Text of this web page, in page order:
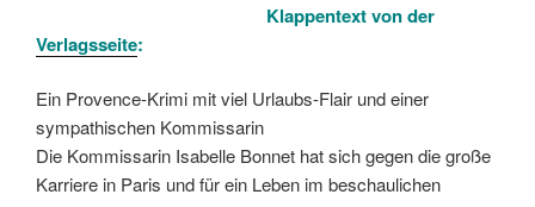
Klappentext von der
Verlagsseite:
Ein Provence-Krimi mit viel Urlaubs-Flair und einer
sympathischen Kommissarin
Die Kommissarin Isabelle Bonnet hat sich gegen die große
Karriere in Paris und für ein Leben im beschaulichen